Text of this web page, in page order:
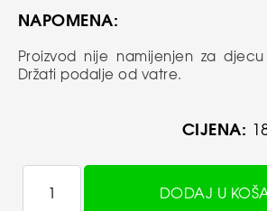
NAPOMENA:
Proizvod nije namijenjen za
Držati podalje od vatre.
CIJENA:
DODAJ U